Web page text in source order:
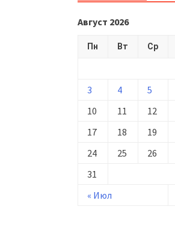
Август 2026
Пн Вт Ср
« Июл
3
4 5
10
11 12
17
18 19
24
25 26
31